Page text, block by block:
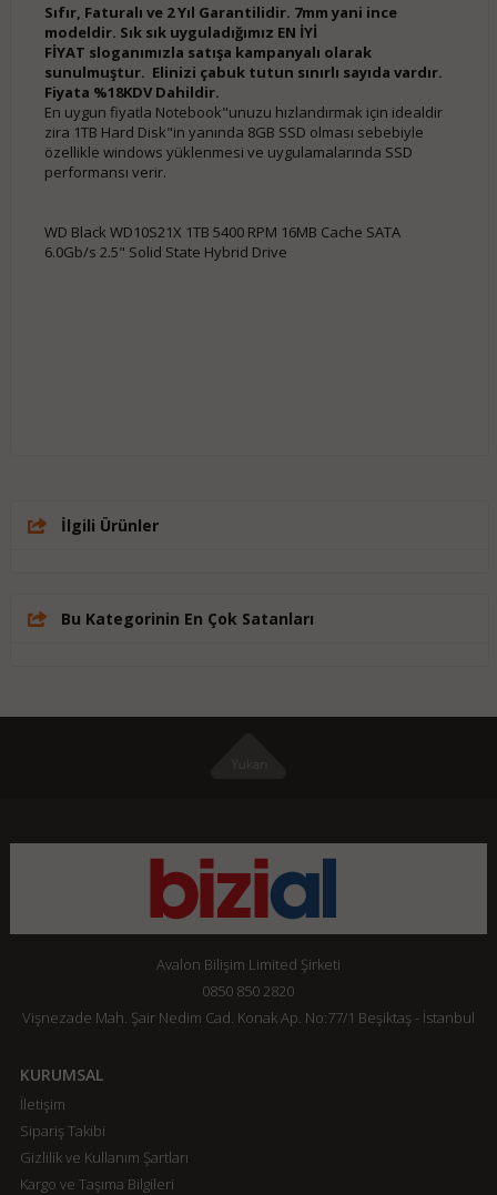
Sıfır, Faturalı ve 2 Yıl Garantilidir. 7mm yani ince
modeldir. Sık sık uyguladığımız EN İYİ
FİYAT sloganımızla satışa kampanyalı olarak
sunulmuştur. Elinizi çabuk tutun sınırlı sayıda vardır.
Fiyata %18KDV Dahildir.
En uygun fiyatla Notebook"unuzu hızlandırmak için idealdir
zira 1TB Hard Disk"in yanında 8GB SSD olması sebebiyle
özellikle windows yüklenmesi ve uygulamalarında SSD
performansı verir.
WD Black WD10S21X 1TB 5400 RPM 16MB Cache SATA
6.0Gb/s 2.5" Solid State Hybrid Drive
İlgili Ürünler
Bu Kategorinin En Çok Satanları
Avalon Bilişim Limited Şirketi
0850 850 2820
Vişnezade Mah. Şair Nedim Cad. Konak Ap. No:77/1 Beşiktaş - İstanbul
KURUMSAL
İletişim
Sipariş Takibi
Gizlilik ve Kullanım Şartları
Kargo ve Taşıma Bilgileri